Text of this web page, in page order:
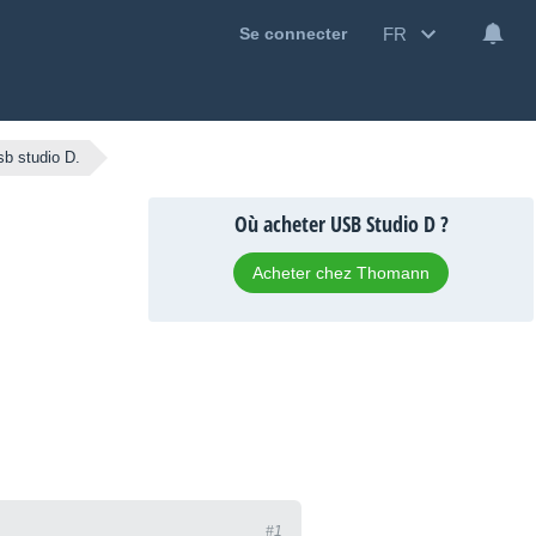
Se connecter FR
studio D.
Où acheter USB Studio D ?
Acheter chez Thomann
#1